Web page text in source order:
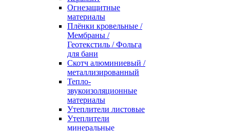
Огнезащитные
материалы
Плёнки кровельные /
Мембраны /
Геотекстиль / Фольга
для бани
Скотч алюминиевый /
металлизированный
Тепло-
звукоизоляционные
материалы
Утеплители листовые
Утеплители
минеральные